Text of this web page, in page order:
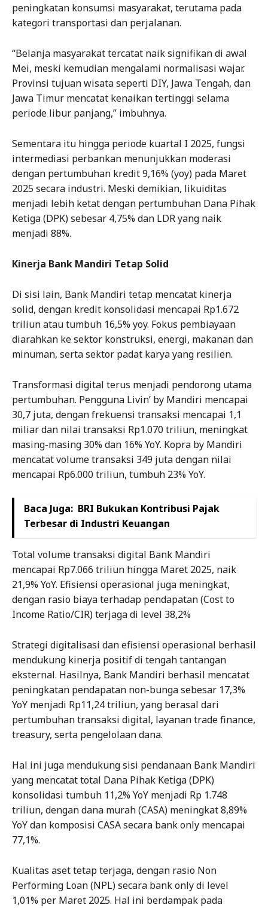
peningkatan konsumsi masyarakat, terutama pada
kategori transportasi dan perjalanan.
“Belanja masyarakat tercatat naik signifikan di awal
Mei, meski kemudian mengalami normalisasi wajar.
Provinsi tujuan wisata seperti DIY, Jawa Tengah, dan
Jawa Timur mencatat kenaikan tertinggi selama
periode libur panjang,” imbuhnya.
Sementara itu hingga periode kuartal I 2025, fungsi
intermediasi perbankan menunjukkan moderasi
dengan pertumbuhan kredit 9,16% (yoy) pada Maret
2025 secara industri. Meski demikian, likuiditas
menjadi lebih ketat dengan pertumbuhan Dana Pihak
Ketiga (DPK) sebesar 4,75% dan LDR yang naik
menjadi 88%.
Kinerja Bank Mandiri Tetap Solid
Di sisi lain, Bank Mandiri tetap mencatat kinerja
solid, dengan kredit konsolidasi mencapai Rp1.672
triliun atau tumbuh 16,5% yoy. Fokus pembiayaan
diarahkan ke sektor konstruksi, energi, makanan dan
minuman, serta sektor padat karya yang resilien.
Transformasi digital terus menjadi pendorong utama
pertumbuhan. Pengguna Livin’ by Mandiri mencapai
30,7 juta, dengan frekuensi transaksi mencapai 1,1
miliar dan nilai transaksi Rp1.070 triliun, meningkat
masing-masing 30% dan 16% YoY. Kopra by Mandiri
mencatat volume transaksi 349 juta dengan nilai
mencapai Rp6.000 triliun, tumbuh 23% YoY.
Baca Juga: BRI Bukukan Kontribusi Pajak
Terbesar di Industri Keuangan
Total volume transaksi digital Bank Mandiri
mencapai Rp7.066 triliun hingga Maret 2025, naik
21,9% YoY. Efisiensi operasional juga meningkat,
dengan rasio biaya terhadap pendapatan (Cost to
Income Ratio/CIR) terjaga di level 38,2%
Strategi digitalisasi dan efisiensi operasional berhasil
mendukung kinerja positif di tengah tantangan
eksternal. Hasilnya, Bank Mandiri berhasil mencatat
peningkatan pendapatan non-bunga sebesar 17,3%
YoY menjadi Rp11,24 triliun, yang berasal dari
pertumbuhan transaksi digital, layanan trade finance,
treasury, serta pengelolaan dana.
Hal ini juga mendukung sisi pendanaan Bank Mandiri
yang mencatat total Dana Pihak Ketiga (DPK)
konsolidasi tumbuh 11,2% YoY menjadi Rp 1.748
triliun, dengan dana murah (CASA) meningkat 8,89%
YoY dan komposisi CASA secara bank only mencapai
77,1%.
Kualitas aset tetap terjaga, dengan rasio Non
Performing Loan (NPL) secara bank only di level
1,01% per Maret 2025. Hal ini berdampak pada